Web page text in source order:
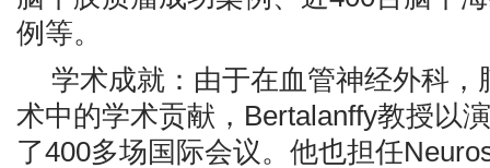
例等。
学术成就：由于在血管神经外科，
术中的学术贡献，Bertalanffy教授以
了400多场国际会议。他也担任